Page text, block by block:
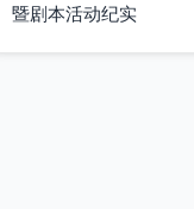
暨剧本活动纪实